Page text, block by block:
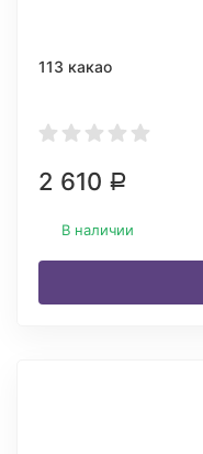
113 какао
2 610 Р
В наличии